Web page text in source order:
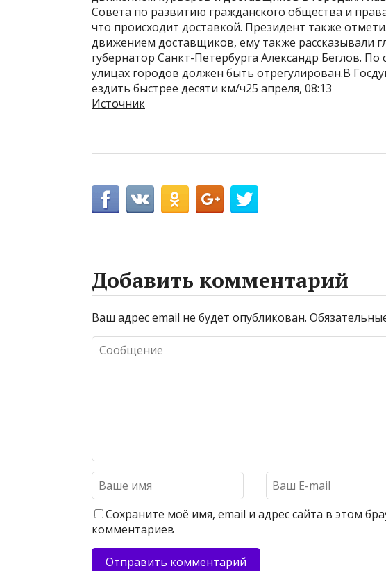
Совета по развитию гражданского общества и
что происходит доставкой. Президент также
движением доставщиков, ему также рассказывали
губернатор Санкт-Петербурга Александр Беглов.
улицах городов должен быть отрегулирован.В
ездить быстрее десяти км/ч25 апреля, 08:13
Источник
Добавить комментарий
Ваш адрес email не будет опубликован.
Сохраните моё имя, email и адрес сайта в этом
комментариев